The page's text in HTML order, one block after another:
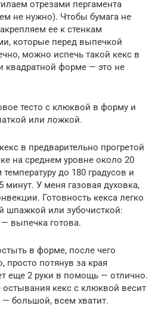
отрезами пергамента
не нужно). Чтобы бумага не
ее к стенкам
которые перед выпечкой
можно испечь такой кекс в
квадратной форме — это не
тесто с клюквой в форму и
или ложкой.
в предварительно прогретой
на среднем уровне около 20
до 180 градусов и
минут. У меня газовая духовка,
Готовность кекса легко
шпажкой или зубочисткой:
выпечка готова.
в форме, после чего
просто потянув за края
еще 2 руки в помощь — отлично.
кекс с клюквой весит
большой, всем хватит.